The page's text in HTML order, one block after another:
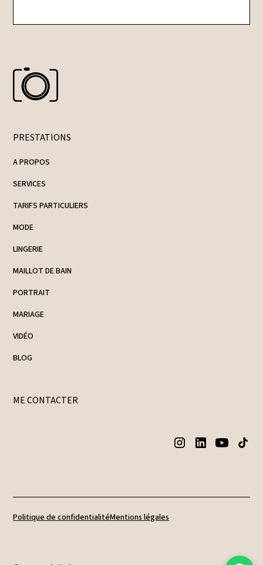
PRESTATIONS
A PROPOS
SERVICES
TARIFS PARTICULIERS
MODE
LINGERIE
MAILLOT DE BAIN
PORTRAIT
MARIAGE
VIDÉO
BLOG
ME CONTACTER
Politique de confidentialitéMentions légales